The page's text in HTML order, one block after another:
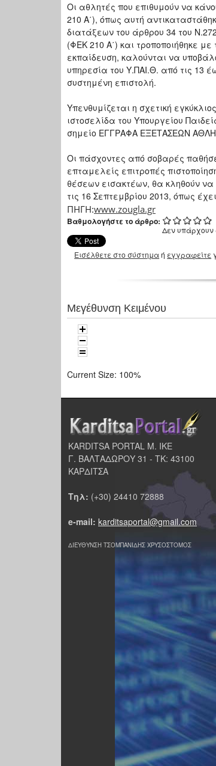
Οι αθλητές που επιθυμούν να
210 Α΄), όπως αυτή
διατάξεων του άρθρου 34 του
(ΦΕΚ 210 Α΄) και τροποποιήθηκε
εκπαίδευση, καλούνται να
υπηρεσία του Υ.ΠΑΙ.Θ. από τις 13
συστημένη επιστολή.
Υπενθυμίζεται η σχετική
ιστοσελίδα του Υπουργείου
σημείο ΕΓΓΡΑΦΑ ΕΞΕΤΑΣΕΩΝ
Οι πάσχοντες από σοβαρές
επταμελείς επιτροπές
θέσεων εισακτέων, θα κληθούν να
τις 16 Σεπτεμβρίου 2013, όπως
ΠΗΓΗ:www.zougla.gr
Βαθμολογήστε το άρθρο:
Δεν
Εισέλθετε στο σύστημαή εγγραφείτε
Μεγέθυνση Κειμένου
Current Size: 100%
KARDITSA PORTAL Μ. ΙΚΕ
Γ. ΒΑΛΤΑΔΩΡΟΥ 31 - ΤΚ: 43100
ΚΑΡΔΙΤΣΑ
Τηλ: (+30) 24410 72888
e-mail: karditsaportal@gmail.com
ΔΙΕΥΘΥΝΣΗ ΤΣΟΜΠΑΝΙΔΗΣ ΧΡΥΣΟΣΤΟΜΟΣ